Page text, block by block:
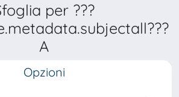
per ???
A
Opzioni